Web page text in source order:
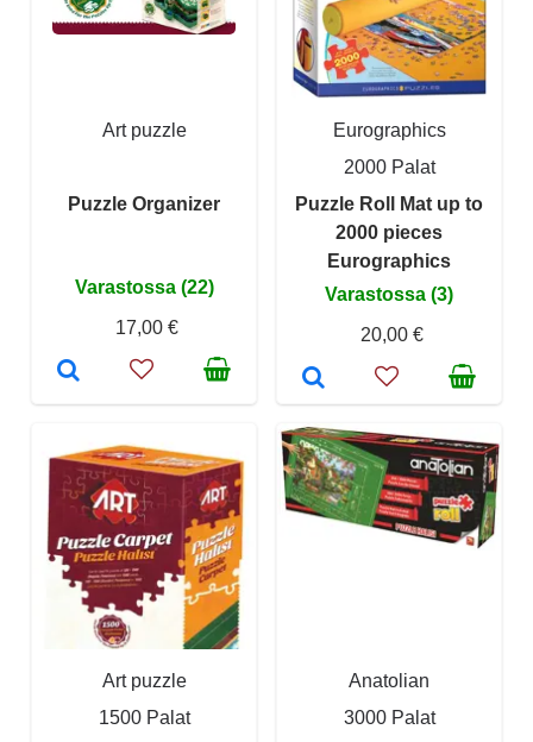
Art puzzle
Puzzle Organizer
Varastossa (22)
17,00 €
Eurographics
2000 Palat
Puzzle Roll Mat up to
2000 pieces
Eurographics
Varastossa (3)
20,00 €
Art puzzle
1500 Palat
Anatolian
3000 Palat